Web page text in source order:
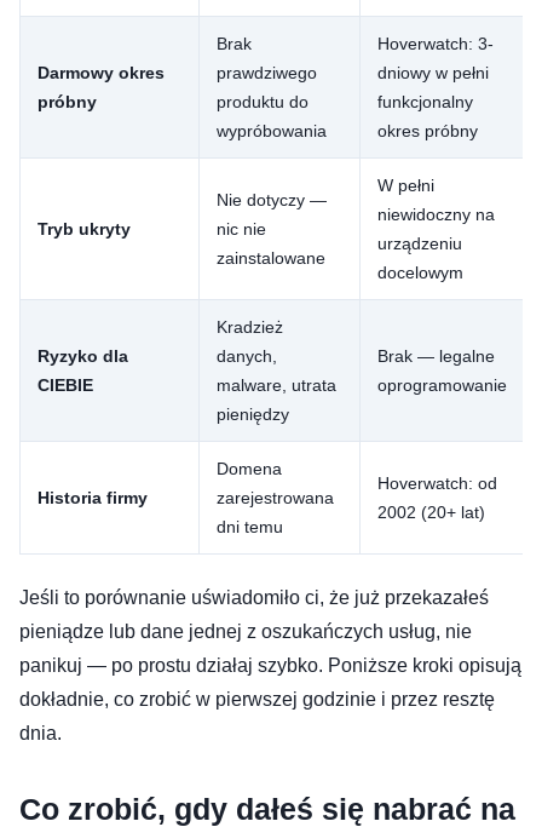
Darmowy okres
próbny
Brak
prawdziwego
produktu do
wypróbowania
Hoverwatch: 3-
dniowy w pełni
funkcjonalny
okres próbny
Tryb ukryty
Nie dotyczy —
nic nie
zainstalowane
W pełni
niewidoczny na
urządzeniu
docelowym
Ryzyko dla
CIEBIE
Kradzież
danych,
malware, utrata
pieniędzy
Brak — legalne
oprogramowanie
Historia firmy
Domena
zarejestrowana
dni temu
Hoverwatch: od
2002 (20+ lat)
Jeśli to porównanie uświadomiło ci, że już przekazałeś
pieniądze lub dane jednej z oszukańczych usług, nie
panikuj — po prostu działaj szybko. Poniższe kroki opisują
dokładnie, co zrobić w pierwszej godzinie i przez resztę
dnia.
Co zrobić, gdy dałeś się nabrać na